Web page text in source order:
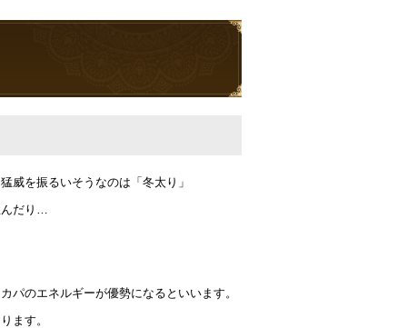
威を振るいそうなのは「冬太り」
んだり…
パのエネルギーが優勢になるといいます。
ます。